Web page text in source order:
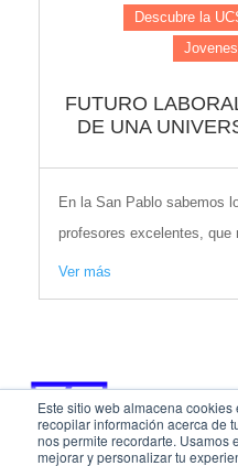
Este sitio web almacena
recopilar información acerca de
nos permite recordarte. Usamos
mejorar y personalizar tu
Descubre la
FUTURO
DE UNA
En la San Pablo sabemos
profesores excelentes, que
Ver más